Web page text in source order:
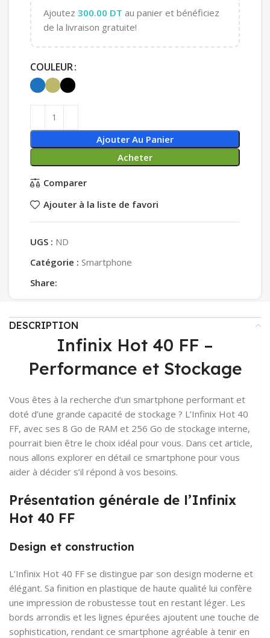
Ajoutez 300.00 DT au panier et bénéficiez
de la livraison gratuite!
COULEUR
Ajouter Au Panier
Acheter
Comparer
Ajouter à la liste de favori
UGS : ND
Catégorie : Smartphone
Share:
DESCRIPTION
Infinix Hot 40 FF –
Performance et Stockage
Vous êtes à la recherche d’un smartphone performant et
doté d’une grande capacité de stockage ? L’Infinix Hot 40
FF, avec ses 8 Go de RAM et 256 Go de stockage interne,
pourrait bien être le choix idéal pour vous. Dans cet article,
nous allons explorer en détail ce smartphone pour vous
aider à décider s’il répond à vos besoins.
Présentation générale de l’Infinix
Hot 40 FF
Design et construction
L’Infinix Hot 40 FF se distingue par son design moderne et
élégant. Sa finition en plastique de haute qualité lui confère
une impression de robustesse tout en restant léger. Les
bords arrondis et les lignes épurées ajoutent une touche de
sophistication, rendant ce smartphone agréable à tenir en